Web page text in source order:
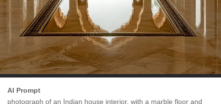
AI Prompt
photograph of an Indian house interior, with a marble floor and